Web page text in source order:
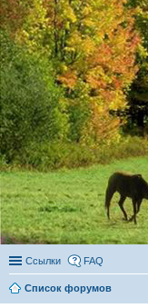
Ссылки FAQ
Список форумов